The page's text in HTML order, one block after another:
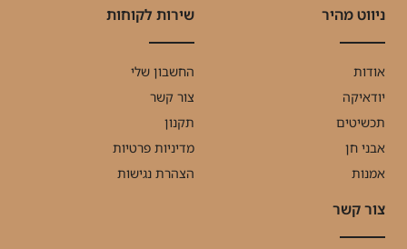
ניווט מהיר
אודות
יודאיקה
תכשיטים
אבני חן
אמנות
שירות לקוחות
החשבון שלי
צור קשר
תקנון
מדיניות פרטיות
הצהרת נגישות
צור קשר